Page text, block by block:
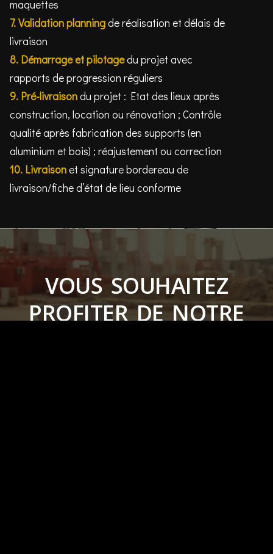
maquettes
7.Validation planningde réalisation et délais de
livraison
8. Démarrage et pilotagedu projet avec
rapports de progression réguliers
9. Pré-livraisondu projet : Etat des lieux après
construction, location ou rénovation ; Contrôle
qualité après fabrication des supports (en
aluminium et bois) ; réajustement ou correction
10. Livraisonet signature bordereau de
livraison/fiche d’état de lieu conforme
VOUS SOUHAITEZ
PROFITER DE NOTRE